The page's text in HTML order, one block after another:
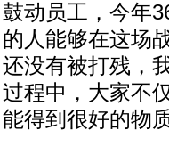
鼓动员工，今年
的人能够在这场
还没有被打残，
过程中，大家不
能得到很好的物